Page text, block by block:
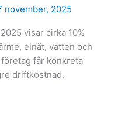
november, 2025
visar cirka 10%
elnät, vatten och
får konkreta
driftkostnad.